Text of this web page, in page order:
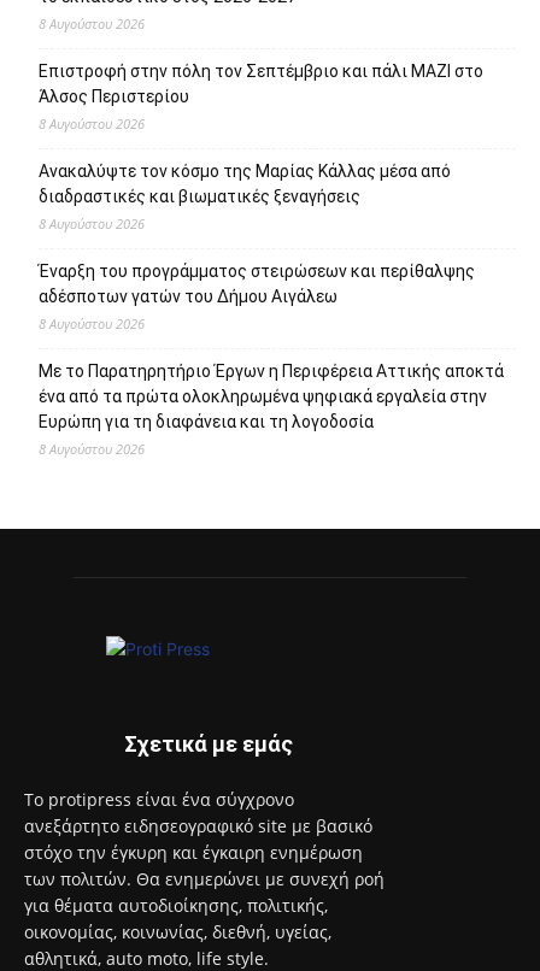
Πρόσφατα άρθρα
95 ειδικότητες και 860 τμήματα στις Δημόσιες Σ.Α.Ε.Κ. για
Έναρξη του προγράμματος στειρώσεων και περίθαλψης
αδέσποτων γατών του Δήμου Αιγάλεω
8 Αυγούστου 2026
Με το Παρατηρητήριο Έργων η Περιφέρεια Αττικής αποκτά
ένα από τα πρώτα ολοκληρωμένα ψηφιακά εργαλεία στην
Ευρώπη για τη διαφάνεια και τη λογοδοσία
8 Αυγούστου 2026